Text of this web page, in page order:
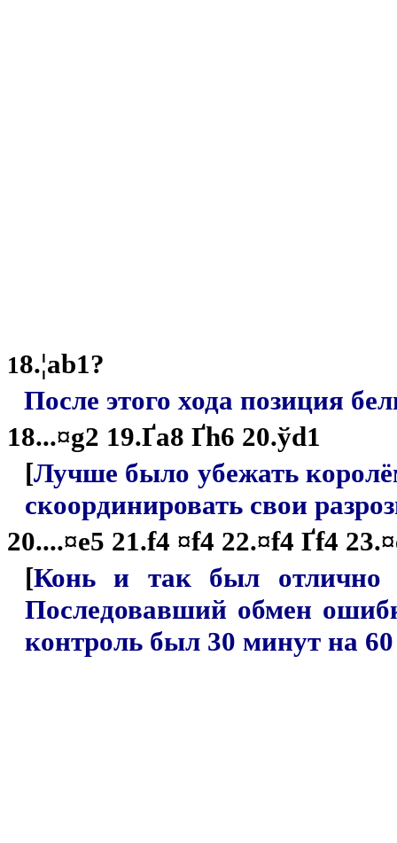
18.¦ab1?
После этого хода позиция
18...¤g2 19.Ґa8 Ґh6 20.ўd1
[Лучше было убежать
скоординировать свои
20....¤e5 21.f4 ¤f4 22.¤f4 Ґf4
[Конь и так был отлично
Последовавший обмен
контроль был 30 минут на